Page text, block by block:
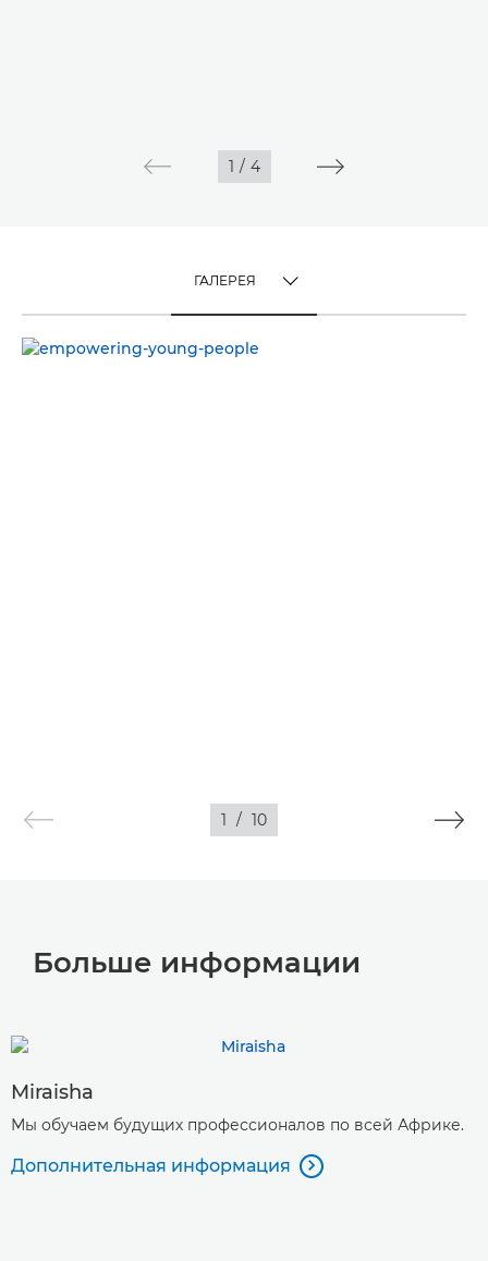
1 / 4
ГАЛЕРЕЯ
ГАЛЕРЕЯ
1 / 10
Больше информации
Miraisha
Мы обучаем будущих профессионалов по всей Африке.
Дополнительная информация 